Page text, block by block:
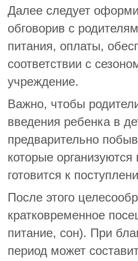
Далее следует
обговорив с
питания, оплаты,
соответствии с
учреждение.
Важно, чтобы
введения ребенка в
предварительно
которые
готовится к
После этого
кратковременное
питание, сон). При
период может